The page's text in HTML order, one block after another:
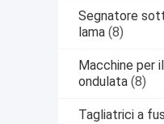
Segnatore
lama (8)
Macchine per
ondulata (8)
Tagliatrici a